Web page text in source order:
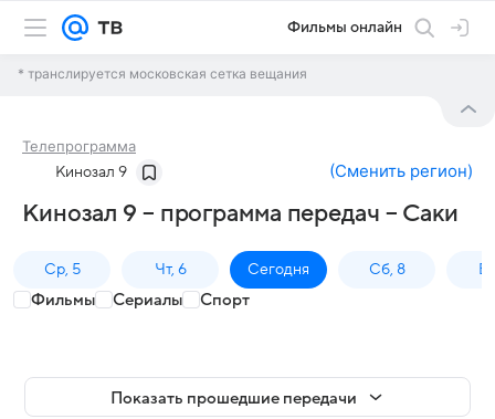
Фильмы онлайн
* транслируется московская сетка вещания
Телепрограмма
Кинозал 9 (Сменить регион)
Кинозал 9 – программа передач – Саки
Ср, 5 Чт, 6 Сегодня Сб, 8
Фильмы Сериалы Спорт
Показать прошедшие передачи